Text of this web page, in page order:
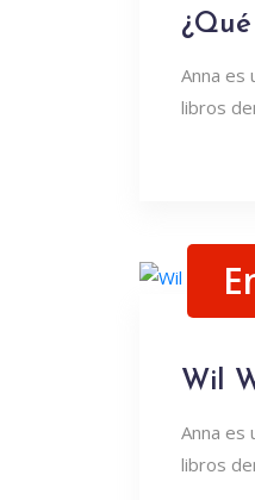
Anna es
libros
Wil
Anna es
libros